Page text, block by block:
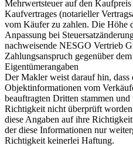
Mehrwertsteuer auf den
Kaufvertrages (notarieller
vom Käufer zu zahlen. Die Höhe
Anpassung bei
nachweisende NESGO Vertrieb
Zahlungsanspruch gegenüber
Eigentümerangaben
Der Makler weist darauf hin, dass
Objektinformationen vom
beauftragten Dritten stammen
Richtigkeit nicht überprüft
diese Angaben auf ihre
der diese Informationen nur
Richtigkeit keinerlei Haftung.